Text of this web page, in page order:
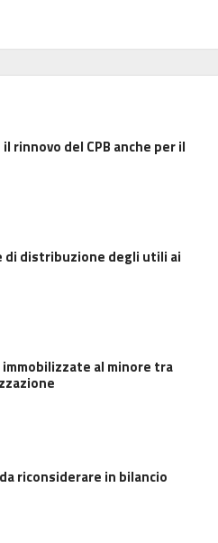
rinnovo del CPB anche per il
di distribuzione degli utili ai
immobilizzate al minore tra
riconsiderare in bilancio